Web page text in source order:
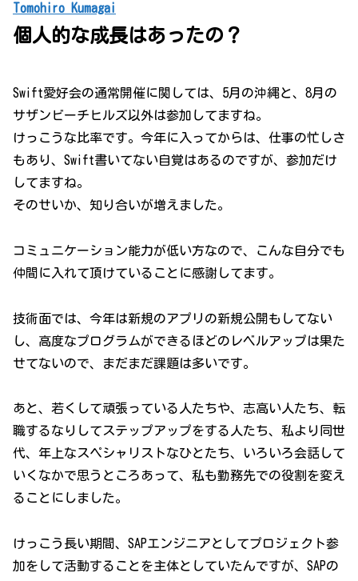
Tomohiro Kumagai
個人的な成長はあったの？
Swift愛好会の通常開催に関しては、5月の沖縄と、8月の
サザンビーチヒルズ以外は参加してますね。
けっこうな比率です。今年に入ってからは、仕事の忙しさ
もあり、Swift書いてない自覚はあるのですが、参加だけ
してますね。
そのせいか、知り合いが増えました。
コミュニケーション能力が低い方なので、こんな自分でも
仲間に入れて頂けていることに感謝してます。
技術面では、今年は新規のアプリの新規公開もしてない
し、高度なプログラムができるほどのレベルアップは果た
せてないので、まだまだ課題は多いです。
あと、若くして頑張っている人たちや、志高い人たち、転
職するなりしてステップアップをする人たち、私より同世
代、年上なスペシャリストなひとたち、いろいろ会話して
いくなかで思うところあって、私も勤務先での役割を変え
ることにしました。
けっこう長い期間、SAPエンジニアとしてプロジェクト参
加をして活動することを主体としていたんですが、SAPの